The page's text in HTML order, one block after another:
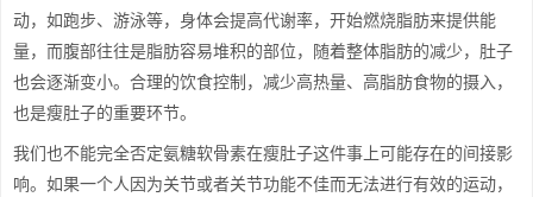
动，如跑步、游泳等，身体会提高代谢率，开始燃烧脂肪来提供能
量，而腹部往往是脂肪容易堆积的部位，随着整体脂肪的减少，肚子
也会逐渐变小。合理的饮食控制，减少高热量、高脂肪食物的摄入，
也是瘦肚子的重要环节。
我们也不能完全否定氨糖软骨素在瘦肚子这件事上可能存在的间接影
响。如果一个人因为关节或者关节功能不佳而无法进行有效的运动，